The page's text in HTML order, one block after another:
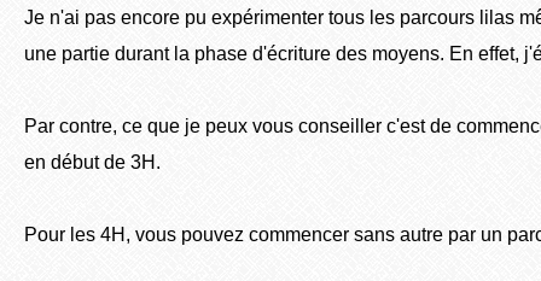
Je n'ai pas encore pu expérimenter tous les parcours lilas
une partie durant la phase d'écriture des moyens. En effet,
Par contre, ce que je peux vous conseiller c'est de
en début de 3H.
Pour les 4H, vous pouvez commencer sans autre par un